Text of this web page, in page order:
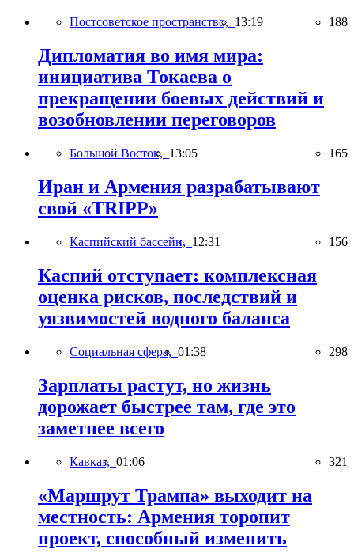
Постсоветское пространство, 13:19 188
Дипломатия во имя мира:
инициатива Токаева о
прекращении боевых действий и
возобновлении переговоров
Большой Восток, 13:05 165
Иран и Армения разрабатывают
свой «TRIPP»
Каспийский бассейн, 12:31 156
Каспий отступает: комплексная
оценка рисков, последствий и
уязвимостей водного баланса
Социальная сфера, 01:38 298
Зарплаты растут, но жизнь
дорожает быстрее там, где это
заметнее всего
Кавказ, 01:06 321
«Маршрут Трампа» выходит на
местность: Армения торопит
проект, способный изменить